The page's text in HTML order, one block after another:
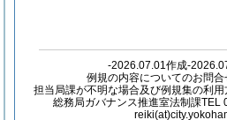
-2026.07.01作成-
例規の内容についてのお問
担当局課が不明な場合及び例規集の利用
総務局ガバナンス推進室法制課